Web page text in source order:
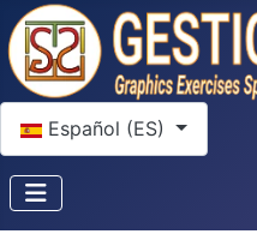
Seleccione su idioma
Español (ES)